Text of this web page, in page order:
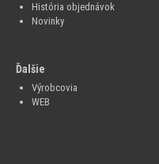
História objednávok
Novinky
Ďalšie
Výrobcovia
WEB